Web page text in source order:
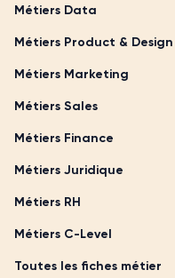
Métiers Data
Métiers Product & Design
Métiers Marketing
Métiers Sales
Métiers Finance
Métiers Juridique
Métiers RH
Métiers C-Level
Toutes les fiches métier